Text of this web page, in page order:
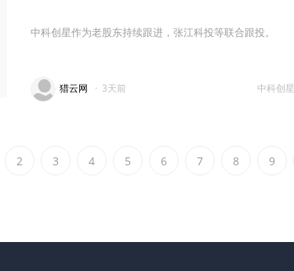
中科创星作为老股东持续跟进，张江科投等联合跟投。
中科创星
猎云网 · 3天前
2 3 4 5 6 7 8 9